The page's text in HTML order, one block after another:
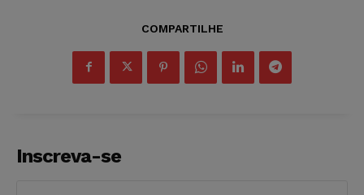
COMPARTILHE
Inscreva-se